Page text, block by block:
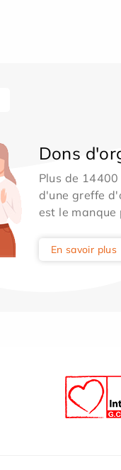
Dons
Plus de
d'une greffe
est le
En savoir plus